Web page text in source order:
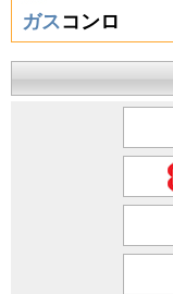
ガスコンロ